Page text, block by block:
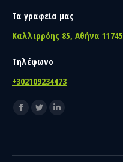
Τα γραφεία μας
Καλλιρρόης 85, Αθήνα 11745
Τηλέφωνο
+302109234473
Find us on:
FacebookTwitter